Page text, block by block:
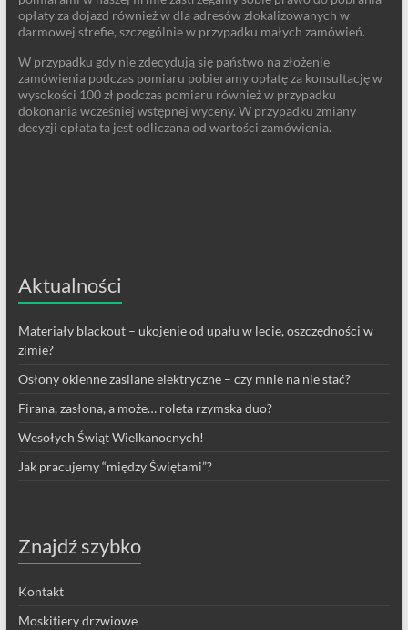
opłaty za dojazd również w dla adresów zlokalizowanych w
darmowej strefie, szczególnie w przypadku małych zamówień.
W przypadku gdy nie zdecydują się państwo na złożenie
zamówienia podczas pomiaru pobieramy opłatę za konsultację w
wysokości 100 zł podczas pomiaru również w przypadku
dokonania wcześniej wstępnej wyceny. W przypadku zmiany
decyzji opłata ta jest odliczana od wartości zamówienia.
Aktualności
Materiały blackout – ukojenie od upału w lecie, oszczędności w
zimie?
Osłony okienne zasilane elektryczne – czy mnie na nie stać?
Firana, zasłona, a może… roleta rzymska duo?
Wesołych Świąt Wielkanocnych!
Jak pracujemy “między Świętami”?
Znajdź szybko
Kontakt
Moskitiery drzwiowe